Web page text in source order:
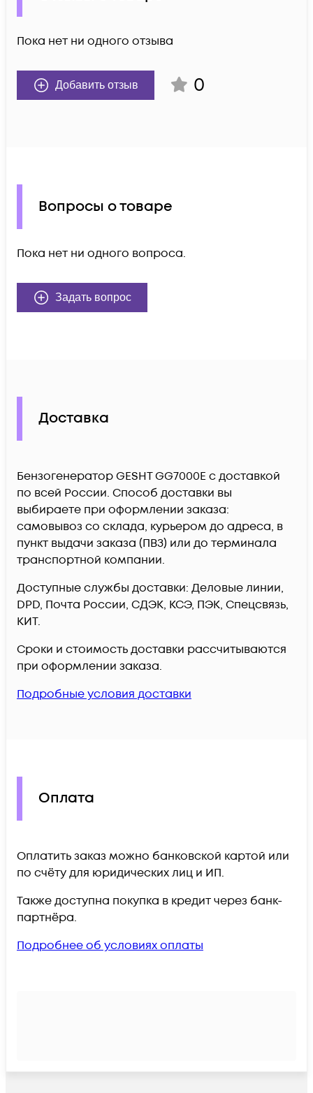
Пока нет ни одного отзыва
Добавить отзыв 0
Вопросы о товаре
Пока нет ни одного вопроса.
Задать вопрос
Доставка
Бензогенератор GESHT GG7000E c доставкой
по всей России. Способ доставки вы
выбираете при оформлении заказа:
самовывоз со склада, курьером до адреса, в
пункт выдачи заказа (ПВЗ) или до терминала
транспортной компании.
Доступные службы доставки: Деловые линии,
DPD, Почта России, СДЭК, КСЭ, ПЭК, Спецсвязь,
КИТ.
Сроки и стоимость доставки рассчитываются
при оформлении заказа.
Подробные условия доставки
Оплата
Оплатить заказ можно банковской картой или
по счёту для юридических лиц и ИП.
Также доступна покупка в кредит через банк-
партнёра.
Подробнее об условиях оплаты